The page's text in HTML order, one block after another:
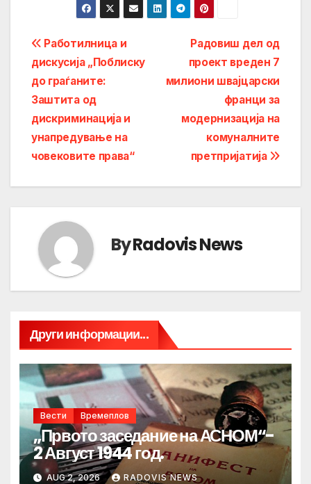
Post
navigation
Радовиш дел од
проект вреден 7
милиони швајцарски
франци за
модернизација на
комуналните
претпријатија
Работилница и
дискусија „Поблиску
до граѓаните:
Заштита од
дискриминација и
унапредување на
човековите права“
ByRadovis News
Други информации...
Вести Времеплов
„Првото заседание на АСНОМ“-
2 Август 1944 год.
AUG 2, 2026 RADOVIS NEWS